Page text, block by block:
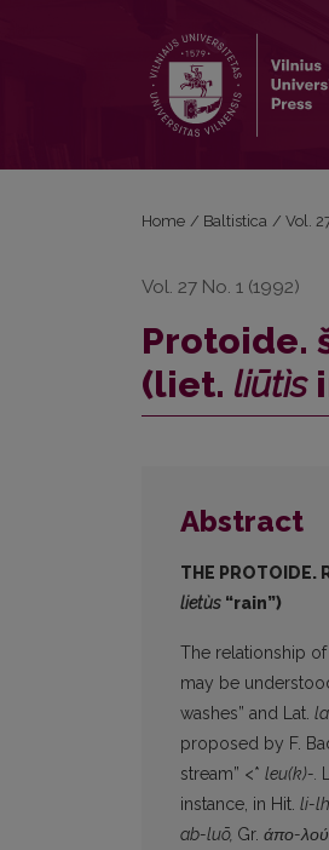
Home / Baltistica / Vol.
Vol. 27 No. 1 (1992)
Protoide.
(liet. liūtìs
Abstract
THE PROTOIDE.
lietùs “rain”)
The relationship of
may be
washes” and Lat.
proposed by F.
stream” <* leu(k)-.
instance, in Hit. li-
ab-luō, Gr. άπο-